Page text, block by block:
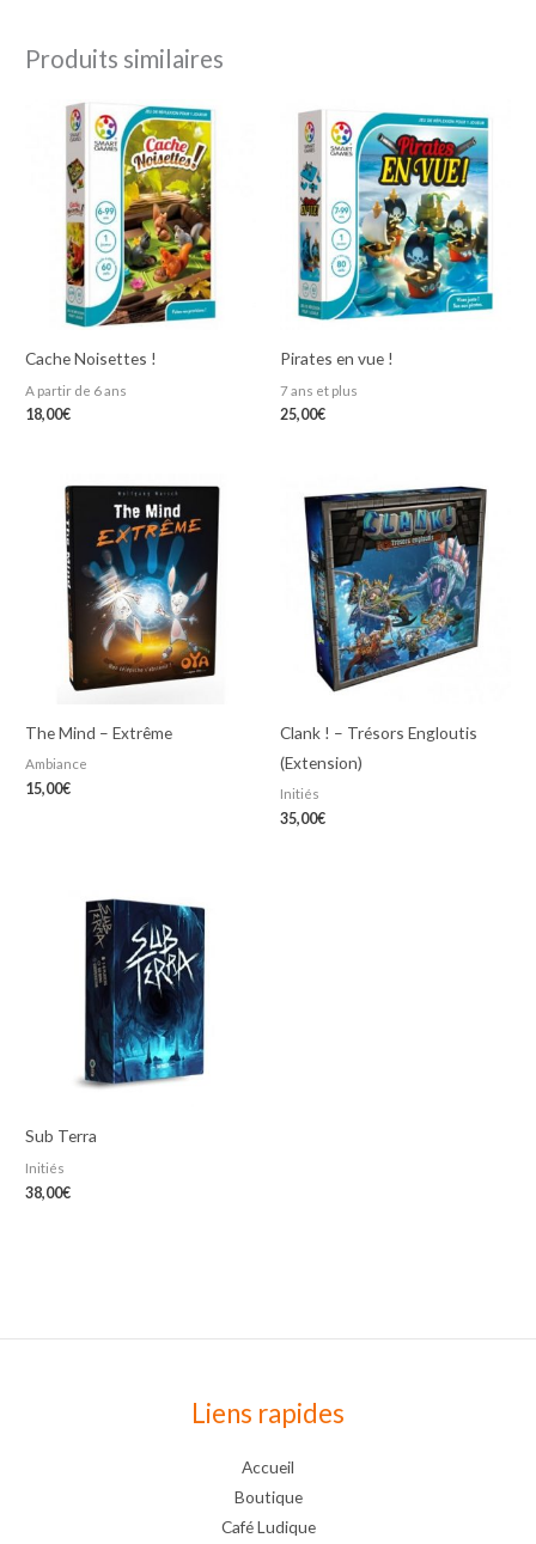
Produits similaires
Cache Noisettes !
A partir de 6 ans
18,00€
Pirates en vue !
7 ans et plus
25,00€
The Mind – Extrême
Ambiance
15,00€
Clank ! – Trésors Engloutis
(Extension)
Initiés
35,00€
Sub Terra
Initiés
38,00€
Liens rapides
Accueil
Boutique
Café Ludique